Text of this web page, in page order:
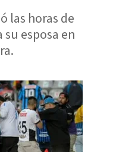
las horas de
esposa en